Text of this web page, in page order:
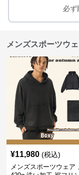
必ず
メンズスポーツウ
¥11,980 (税込)
メンズスポーツウェア